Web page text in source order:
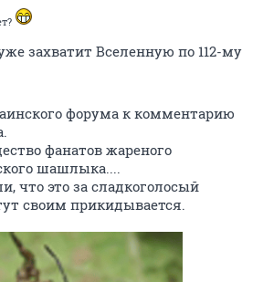
захватит Вселенную по 112-му
форума к комментарию
фанатов жареного
шашлыка....
что это за сладкоголосый
своим прикидывается.